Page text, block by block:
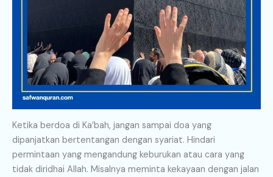
Ketika berdoa di Ka’bah, jangan sampai doa yang
dipanjatkan bertentangan dengan syariat. Hindari
permintaan yang mengandung keburukan atau cara yang
tidak diridhai Allah. Misalnya meminta kekayaan dengan jalan